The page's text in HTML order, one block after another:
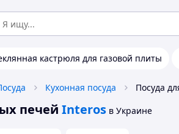
кастрюля для газовой плиты
Кухонная посуда
печей Interos в Украине